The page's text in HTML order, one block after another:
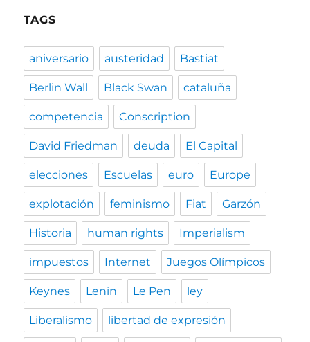
TAGS
aniversario austeridad Bastiat
Berlin Wall Black Swan cataluña
competencia Conscription
David Friedman deuda El Capital
elecciones Escuelas euro Europe
explotación feminismo Fiat Garzón
Historia human rights Imperialism
impuestos Internet Juegos Olímpicos
Keynes Lenin Le Pen ley
Liberalismo libertad de expresión